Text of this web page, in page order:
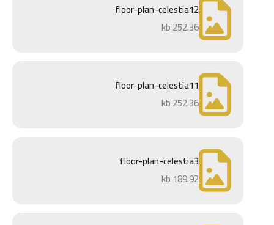
floor-plan-celestia12
252.36 kb
floor-plan-celestia11
252.36 kb
floor-plan-celestia3
189.92 kb